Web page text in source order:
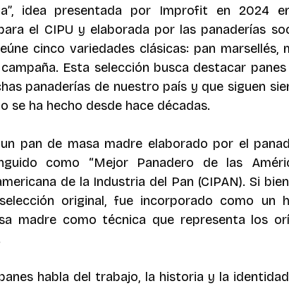
idea presentada por Improfit en 2024
el CIPU y elaborada por las panaderías
cinco variedades clásicas: pan marsellés,
Esta selección busca destacar
panaderías de nuestro país y que siguen
se ha hecho desde hace décadas.
pan de masa madre elaborado por el
como “Mejor Panadero de las
de la Industria del Pan (CIPAN). Si
original, fue incorporado como un
madre como técnica que representa los
habla del trabajo, la historia y la